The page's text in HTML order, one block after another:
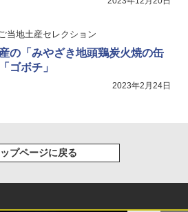
当地土産セレクション
の「みやざき地頭鶏炭火焼の缶
ゴボチ」
2023年2月24日
ップページに戻る